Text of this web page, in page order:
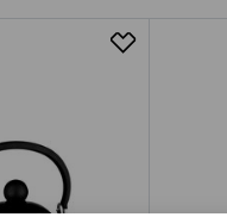
€, kun toimitus on